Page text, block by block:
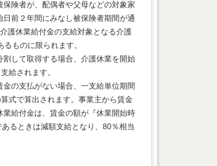
保険者が、配偶者や父母などの対象家
前２年間にみなし被保険者期間が通
護休業給付金の支給対象となる介護
ものに限られます。
して取得する場合、介護休業を開始
給されます。
の支払がない場合、一支給単位期間
算式で算出されます。事業主から賃金
給付金は、賃金の額が『休業開始時
るときは減額支給となり、80％相当